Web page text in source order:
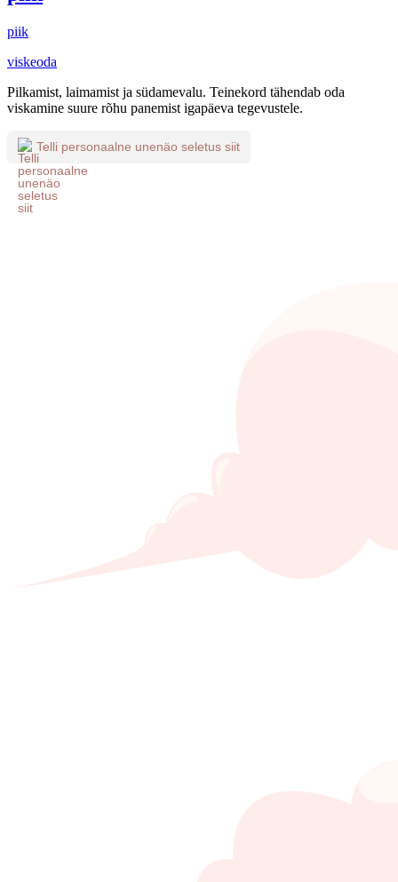
piik
viskeoda
Pilkamist, laimamist ja südamevalu. Teinekord tähendab oda
viskamine suure rõhu panemist igapäeva tegevustele.
Telli personaalne unenäo seletus siit